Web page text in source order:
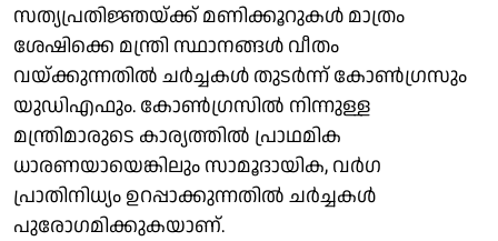
സത്യപ്രതിജ്ഞയ്ക്ക് മണിക്കൂറുകള്‍ മാത്രം
ശേഷിക്കെ മന്ത്രി സ്ഥാനങ്ങള്‍ വീതം
വയ്ക്കുന്നതില്‍ ചര്‍ച്ചകള്‍ തുടര്‍ന്ന് കോണ്‍ഗ്രസും
യുഡിഎഫും. കോണ്‍ഗ്രസില്‍ നിന്നുള്ള
മന്ത്രിമാരുടെ കാര്യത്തില്‍ പ്രാഥമിക
ധാരണയായെങ്കിലും സാമൂദായിക, വര്‍ഗ
പ്രാതിനിധ്യം ഉറപ്പാക്കുന്നതില്‍ ചര്‍ച്ചകള്‍
പുരോഗമിക്കുകയാണ്.